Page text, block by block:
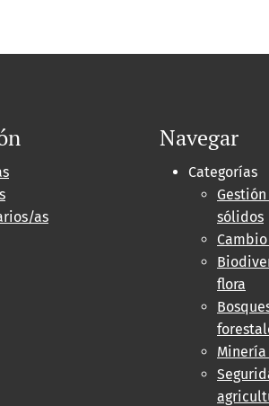
as
Navegar
Categorías
sólidos
flora